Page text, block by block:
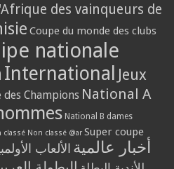
des vainqueurs de
Coupe du monde des clubs
nationale
International Jeux
des Champions National A
National B dames
classé Non classé @ar Super coupe
أخبار عالمية الألعاب